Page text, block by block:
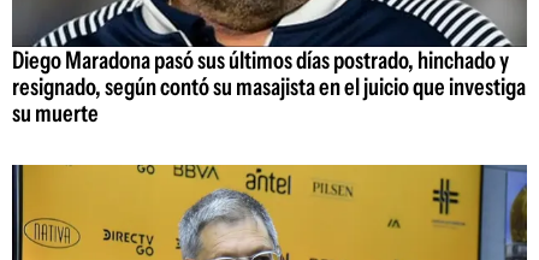
Diego Maradona pasó sus últimos días postrado, hinchado y
resignado, según contó su masajista en el juicio que investiga
su muerte